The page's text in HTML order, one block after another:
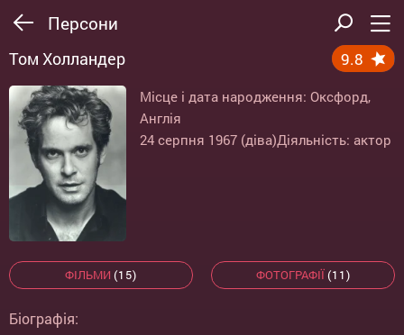
Персони
Том Холландер 9.8
Місце і дата народження: Оксфорд,
Англія
24 серпня 1967 (діва)Діяльність: актор
ФІЛЬМИ (15) ФОТОГРАФІЇ(11)
Біографія: